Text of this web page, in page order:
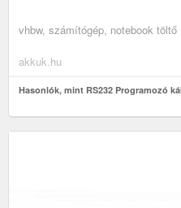
vhbw, számítógép, notebook töltő
akkuk.hu
Hasonlók, mint RS232 Programozó